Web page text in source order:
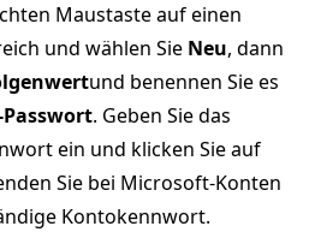
Maustaste auf einen
und wählen Sie Neu, dann
und benennen Sie es
. Geben Sie das
ein und klicken Sie auf
Sie bei Microsoft-Konten
Kontokennwort.